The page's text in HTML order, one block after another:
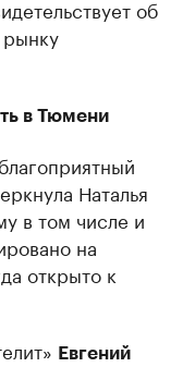
об
в Тюмени
Наталья
в том числе и
на
открыто к
Евгений